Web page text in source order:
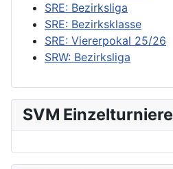
SRE: Bezirksliga
SRE: Bezirksklasse
SRE: Viererpokal 25/26
SRW: Bezirksliga
SVM Einzelturniere